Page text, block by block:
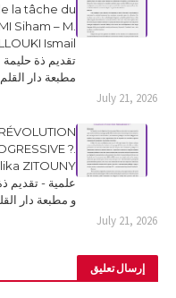
la tâche du
Siham – M.
تقديم ذة
مطبعة دار
July 21, 2026
?.
علمية - تقديم
و مطبعة دار
July 21, 2026
إرسال تعليق